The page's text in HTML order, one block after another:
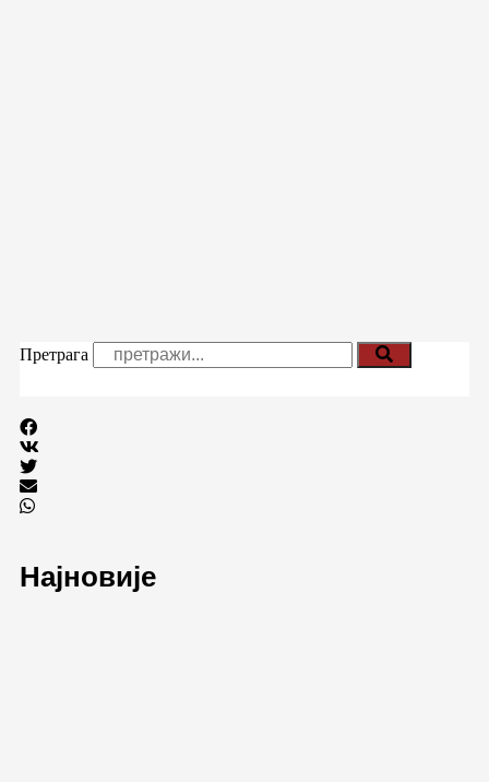
Претрага
Најновије